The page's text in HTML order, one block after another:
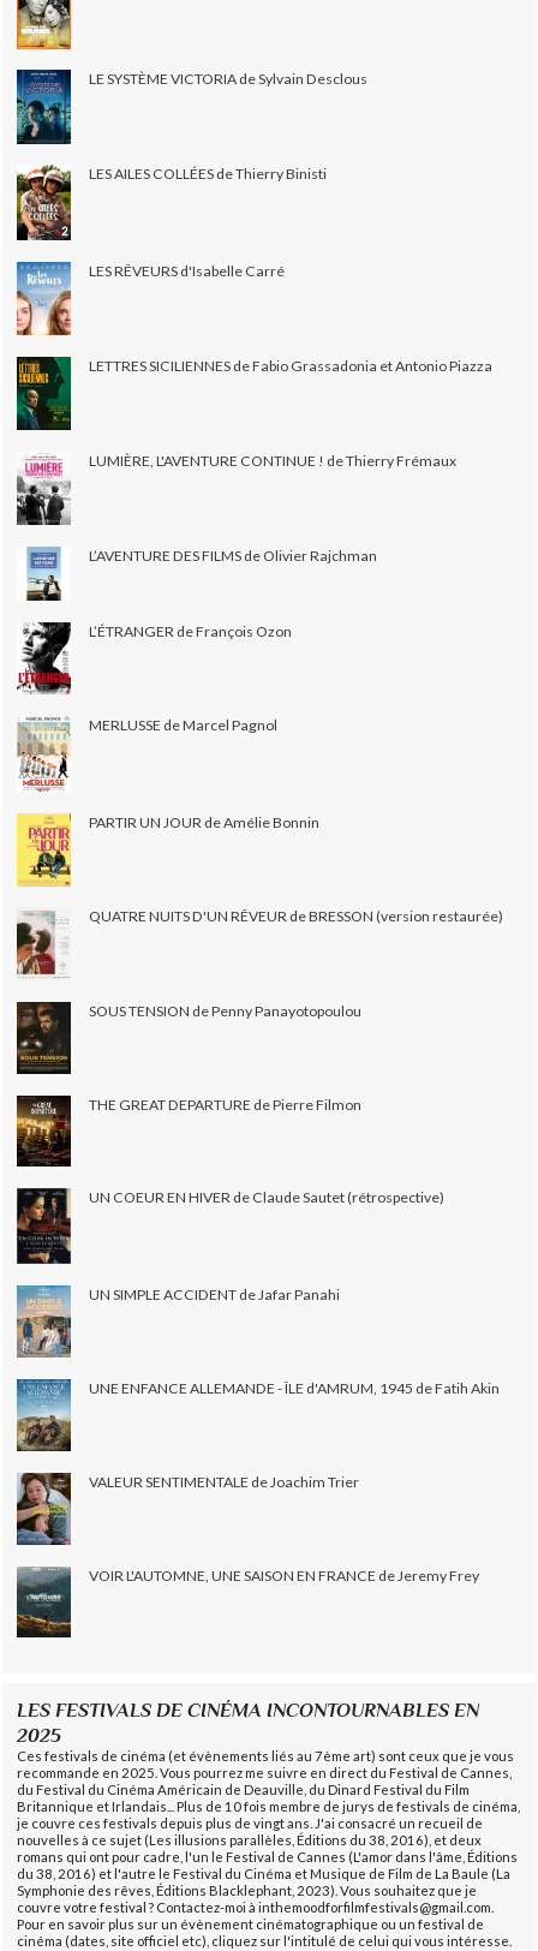
LE SYSTÈME VICTORIA de Sylvain Desclous
LES AILES COLLÉES de Thierry Binisti
LES RÊVEURS d'Isabelle Carré
LETTRES SICILIENNES de Fabio Grassadonia et Antonio Piazza
LUMIÈRE, L'AVENTURE CONTINUE ! de Thierry Frémaux
L’AVENTURE DES FILMS de Olivier Rajchman
L’ÉTRANGER de François Ozon
MERLUSSE de Marcel Pagnol
PARTIR UN JOUR de Amélie Bonnin
QUATRE NUITS D'UN RÊVEUR de BRESSON (version restaurée)
SOUS TENSION de Penny Panayotopoulou
THE GREAT DEPARTURE de Pierre Filmon
UN COEUR EN HIVER de Claude Sautet (rétrospective)
UN SIMPLE ACCIDENT de Jafar Panahi
UNE ENFANCE ALLEMANDE - ÎLE d'AMRUM, 1945 de Fatih Akin
VALEUR SENTIMENTALE de Joachim Trier
VOIR L'AUTOMNE, UNE SAISON EN FRANCE de Jeremy Frey
LES FESTIVALS DE CINÉMA INCONTOURNABLES EN
2025
Ces festivals de cinéma (et évènements liés au 7ème art) sont ceux que je vous
recommande en 2025. Vous pourrez me suivre en direct du Festival de Cannes,
du Festival du Cinéma Américain de Deauville, du Dinard Festival du Film
Britannique et Irlandais... Plus de 10 fois membre de jurys de festivals de cinéma,
je couvre ces festivals depuis plus de vingt ans. J'ai consacré un recueil de
nouvelles à ce sujet (Les illusions parallèles, Éditions du 38, 2016), et deux
romans qui ont pour cadre, l'un le Festival de Cannes (L'amor dans l'âme, Éditions
du 38, 2016) et l'autre le Festival du Cinéma et Musique de Film de La Baule (La
Symphonie des rêves, Éditions Blacklephant, 2023). Vous souhaitez que je
couvre votre festival ? Contactez-moi à inthemoodforfilmfestivals@gmail.com.
Pour en savoir plus sur un évènement cinématographique ou un festival de
cinéma (dates, site officiel etc), cliquez sur l'intitulé de celui qui vous intéresse.